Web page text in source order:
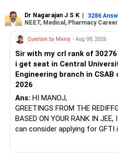
retained simply for
» Energy Fund Overlap
You have exposure to:
– ICICI Prudential Energy
– SBI Energy Opportunities
There is no strong need to
sector.
After the second year of your
AIML course to boost your job
BEST WISHES.
Dr Nagarajan J S K | 3286
NEET, Medical, Pharmacy
Question by Manoj - Aug 08, 2026
Sir with my crl rank of
i get seat in Central
Engineering branch in
2026
Ans: HI MANOJ,
GREETINGS FROM THE
BASED ON YOUR RANK IN
can consider applying for